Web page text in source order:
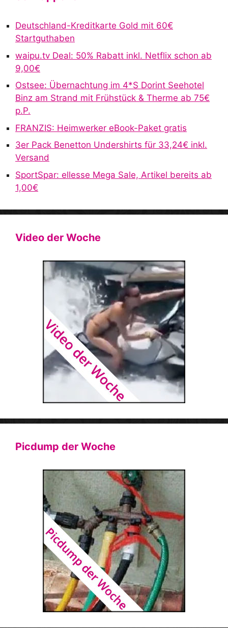
n
t
Deutschland-Kreditkarte Gold mit 60€
Startguthaben
waipu.tv Deal: 50% Rabatt inkl. Netflix schon ab
9,00€
Ostsee: Übernachtung im 4*S Dorint Seehotel
Binz am Strand mit Frühstück & Therme ab 75€
p.P.
FRANZIS: Heimwerker eBook-Paket gratis
3er Pack Benetton Undershirts für 33,24€ inkl.
Versand
SportSpar: ellesse Mega Sale, Artikel bereits ab
1,00€
Video der Woche
Picdump der Woche